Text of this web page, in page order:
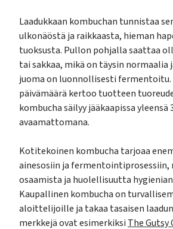
Laadukkaan kombuchan tunnistaa
ulkonäöstä ja raikkaasta, hieman
tuoksusta. Pullon pohjalla saattaa
tai sakkaa, mikä on täysin
juoma on luonnollisesti fermentoitu.
päivämäärä kertoo tuotteen
kombucha säilyy jääkaapissa yleensä
avaamattomana.
Kotitekoinen kombucha tarjoaa
ainesosiin ja
osaamista ja huolellisuutta
Kaupallinen kombucha on
aloittelijoille ja takaa tasaisen
merkkejä ovat esimerkiksi The Gutsy